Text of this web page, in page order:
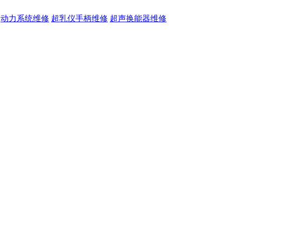
动力系统维修 超乳仪手柄维修 超声换能器维修